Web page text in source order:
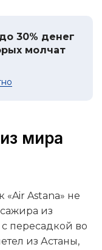
30% денег
молчат
мира
«Air Astana» не
из
пересадкой во
из Астаны,